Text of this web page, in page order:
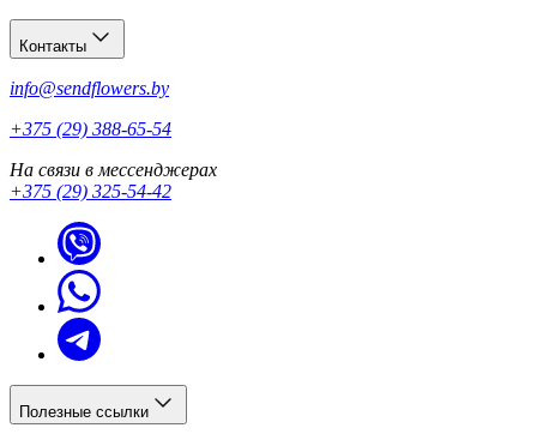
Контакты
info@sendflowers.by
+375 (29) 388-65-54
На связи в мессенджерах
+375 (29) 325-54-42
Полезные ссылки